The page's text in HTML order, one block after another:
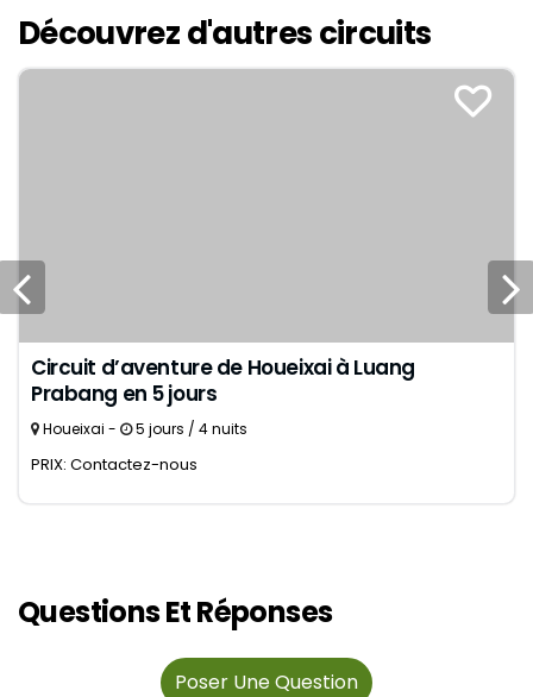
Découvrez d'autres circuits
Circuit d’aventure de Houeixai à Luang
Prabang en 5 jours
Houeixai - 5 jours / 4 nuits
PRIX: Contactez-nous
Questions Et Réponses
Poser Une Question